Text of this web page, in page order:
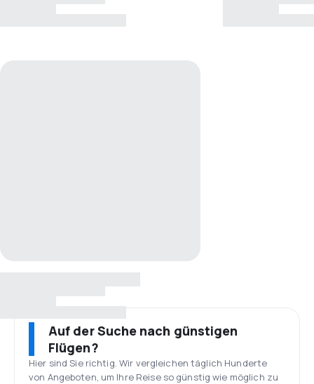
Auf der Suche nach günstigen
Flügen?
Hier sind Sie richtig. Wir vergleichen täglich Hunderte
von Angeboten, um Ihre Reise so günstig wie möglich zu